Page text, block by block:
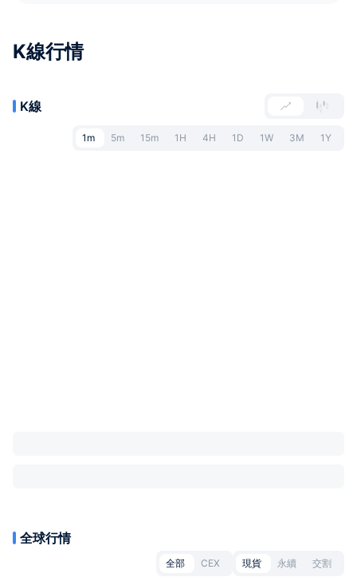
K線行情
K線
1m 5m 15m 1H 4H 1D 1W 3M 1Y
全球行情
全部 CEX 現貨 永續 交割